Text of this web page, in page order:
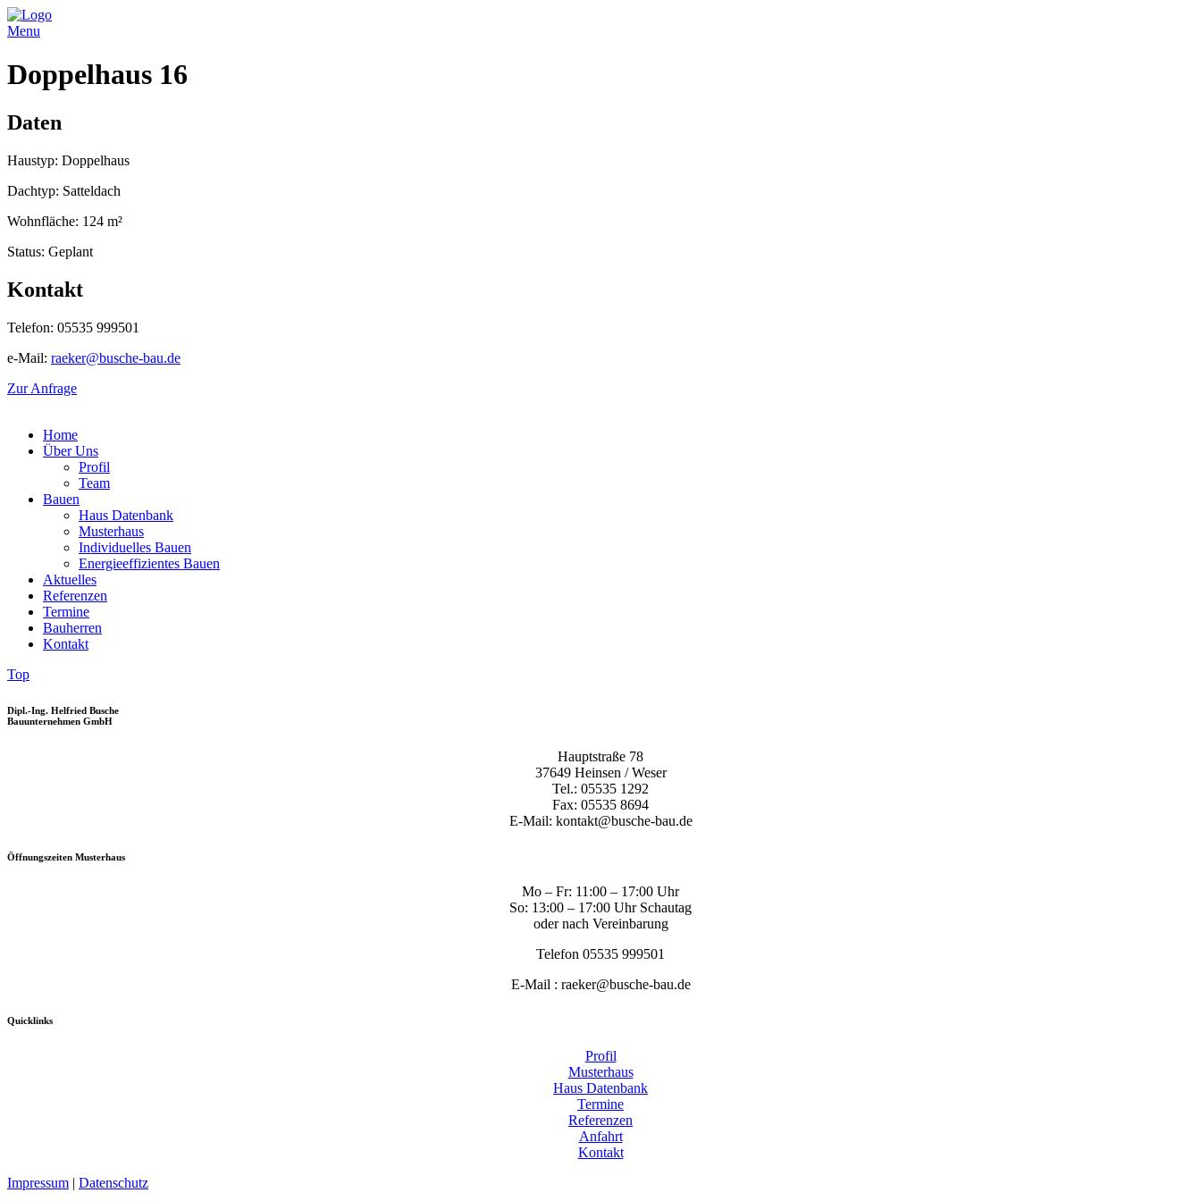
Menu
Doppelhaus 16
Daten
Haustyp: Doppelhaus
Dachtyp: Satteldach
Wohnfläche: 124 m²
Status: Geplant
Kontakt
Telefon: 05535 999501
e-Mail: raeker@busche-bau.de
Zur Anfrage
Home
Über Uns
Profil
Team
Bauen
Haus Datenbank
Musterhaus
Individuelles Bauen
Energieeffizientes Bauen
Aktuelles
Referenzen
Termine
Bauherren
Kontakt
Top
Dipl.-Ing. Helfried Busche
Bauunternehmen GmbH
Hauptstraße 78
37649 Heinsen / Weser
Tel.: 05535 1292
Fax: 05535 8694
E-Mail: kontakt@busche-bau.de
Öffnungszeiten Musterhaus
Mo – Fr: 11:00 – 17:00 Uhr
So: 13:00 – 17:00 Uhr Schautag
oder nach Vereinbarung
Telefon 05535 999501
E-Mail : raeker@busche-bau.de
Quicklinks
Profil
Musterhaus
Haus Datenbank
Termine
Referenzen
Anfahrt
Kontakt
Impressum | Datenschutz